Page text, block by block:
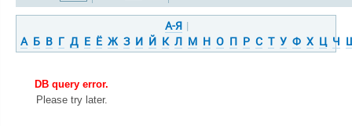
А-Я |
А Б В Г Д Е Ё Ж З И Й К Л М Н О П Р С Т У Ф Х Ц Ч
DB query error.
Please try later.